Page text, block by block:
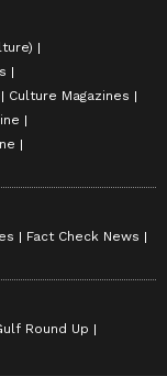
Culture Magazines
Fact Check News
Round Up